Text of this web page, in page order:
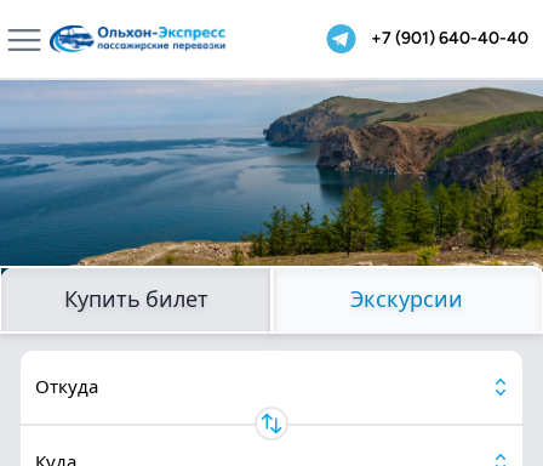
Open main menu +7 (901) 640-40-40
1
Купить билет Экскурсии
Откуда